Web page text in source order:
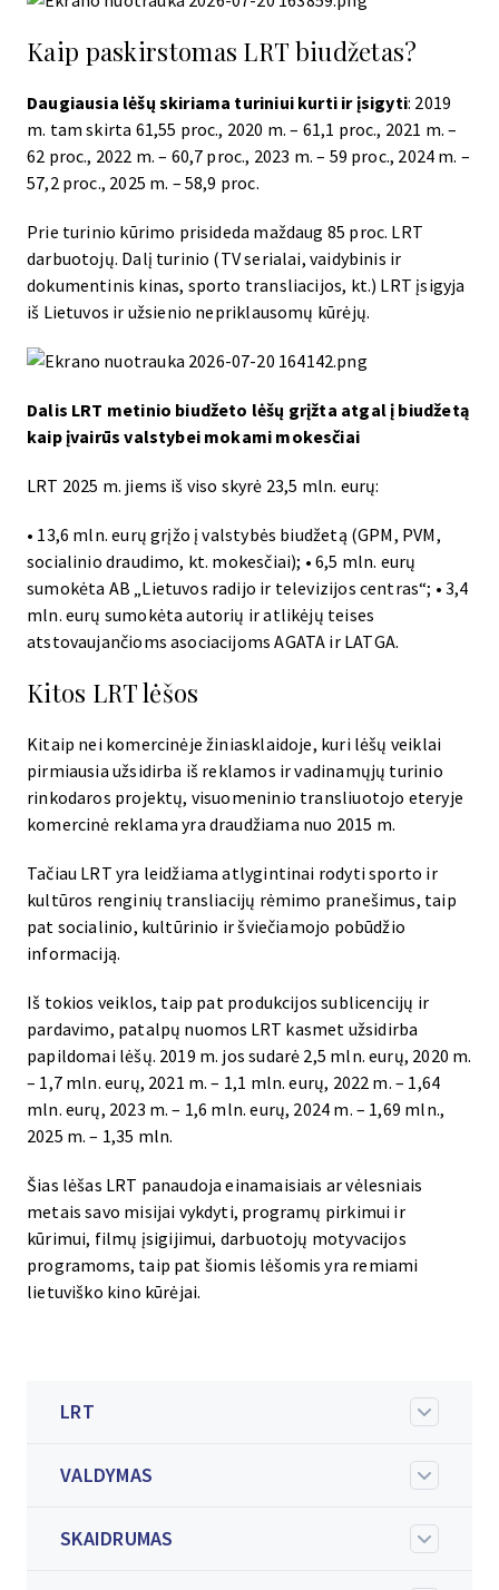
Kaip paskirstomas LRT biudžetas?
Daugiausia lėšų skiriama turiniui kurti ir įsigyti: 2019
m. tam skirta 61,55 proc., 2020 m. – 61,1 proc., 2021 m. –
62 proc., 2022 m. – 60,7 proc., 2023 m. – 59 proc., 2024 m. –
57,2 proc., 2025 m. – 58,9 proc.
Prie turinio kūrimo prisideda maždaug 85 proc. LRT
darbuotojų. Dalį turinio (TV serialai, vaidybinis ir
dokumentinis kinas, sporto transliacijos, kt.) LRT įsigyja
iš Lietuvos ir užsienio nepriklausomų kūrėjų.
Dalis LRT metinio biudžeto lėšų grįžta atgal į biudžetą
kaip įvairūs valstybei mokami mokesčiai
LRT 2025 m. jiems iš viso skyrė 23,5 mln. eurų:
• 13,6 mln. eurų grįžo į valstybės biudžetą (GPM, PVM,
socialinio draudimo, kt. mokesčiai); • 6,5 mln. eurų
sumokėta AB „Lietuvos radijo ir televizijos centras“; • 3,4
mln. eurų sumokėta autorių ir atlikėjų teises
atstovaujančioms asociacijoms AGATA ir LATGA.
Kitos LRT lėšos
Kitaip nei komercinėje žiniasklaidoje, kuri lėšų veiklai
pirmiausia užsidirba iš reklamos ir vadinamųjų turinio
rinkodaros projektų, visuomeninio transliuotojo eteryje
komercinė reklama yra draudžiama nuo 2015 m.
Tačiau LRT yra leidžiama atlygintinai rodyti sporto ir
kultūros renginių transliacijų rėmimo pranešimus, taip
pat socialinio, kultūrinio ir šviečiamojo pobūdžio
informaciją.
Iš tokios veiklos, taip pat produkcijos sublicencijų ir
pardavimo, patalpų nuomos LRT kasmet užsidirba
papildomai lėšų. 2019 m. jos sudarė 2,5 mln. eurų, 2020 m.
– 1,7 mln. eurų, 2021 m. – 1,1 mln. eurų, 2022 m. – 1,64
mln. eurų, 2023 m. – 1,6 mln. eurų, 2024 m. – 1,69 mln.,
2025 m. – 1,35 mln.
Šias lėšas LRT panaudoja einamaisiais ar vėlesniais
metais savo misijai vykdyti, programų pirkimui ir
kūrimui, filmų įsigijimui, darbuotojų motyvacijos
programoms, taip pat šiomis lėšomis yra remiami
lietuviško kino kūrėjai.
LRT
VALDYMAS
SKAIDRUMAS